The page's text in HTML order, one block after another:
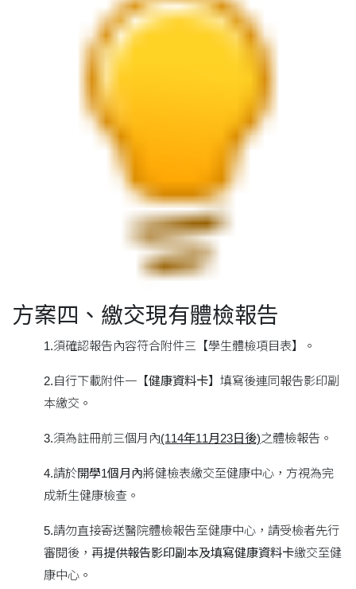
方案四、繳交現有體檢報告
1.須確認報告內容符合附件三【學生體檢項目表】。
2.自行下載附件一【健康資料卡】填寫後連同報告影印副
本繳交。
3.須為註冊前三個月內(114年11月23日後)之體檢報告。
4.請於開學1個月內將健檢表繳交至健康中心，方視為完
成新生健康檢查。
5.請勿直接寄送醫院體檢報告至健康中心，請受檢者先行
審閱後，再提供報告影印副本及填寫健康資料卡繳交至健
康中心。